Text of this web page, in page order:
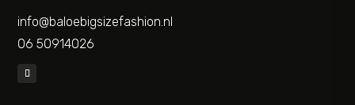
info@baloebigsizefashion.nl
06 50914026